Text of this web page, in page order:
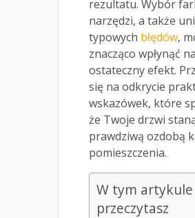
rezultatu. Wybór
narzędzi, a także
typowych błędów,
znacząco wpłynąć na
ostateczny efekt.
się na odkrycie
wskazówek, które
że Twoje drzwi
prawdziwą ozdobą
pomieszczenia.
W tym artykule
przeczytasz